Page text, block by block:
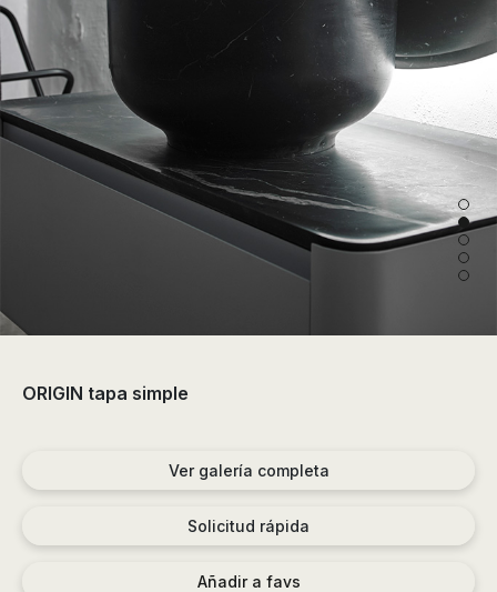
ducha,
accesorios…
ORIGIN tapa simple
Ver galería completa
Solicitud rápida
Añadir a favs